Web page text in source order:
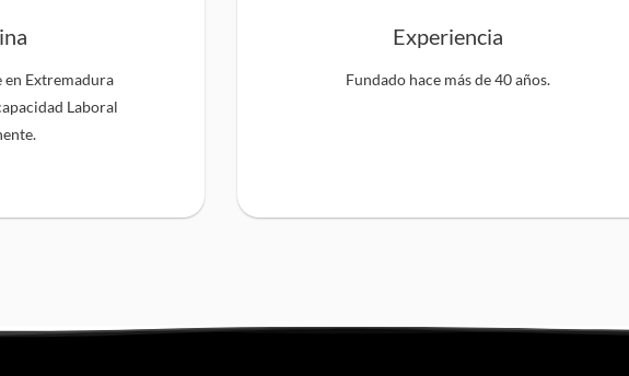
en Extremadura
Laboral
Experiencia
Fundado hace más de 40 años.